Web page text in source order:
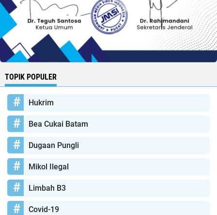
TOPIK POPULER
Hukrim
Bea Cukai Batam
Dugaan Pungli
Mikol Ilegal
Limbah B3
Covid-19